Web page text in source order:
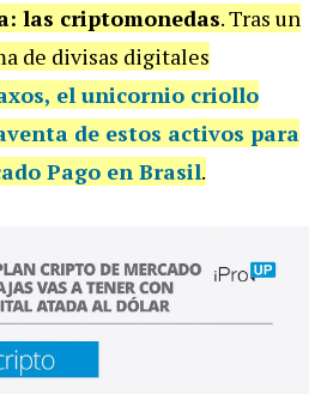
las criptomonedas. Tras un
de divisas digitales
el unicornio criollo
de estos activos para
Pago en Brasil.